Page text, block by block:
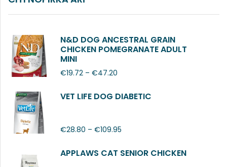
N&D DOG ANCESTRAL GRAIN
CHICKEN POMEGRANATE ADULT
MINI
€19.72 – €47.20
VET LIFE DOG DIABETIC
€28.80 – €109.95
APPLAWS CAT SENIOR CHICKEN